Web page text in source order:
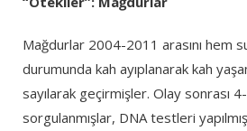
Mağdurlar 2004-2011 arasını hem
durumunda kah ayıplanarak kah
sayılarak geçirmişler. Olay sonrası
sorgulanmışlar, DNA testleri